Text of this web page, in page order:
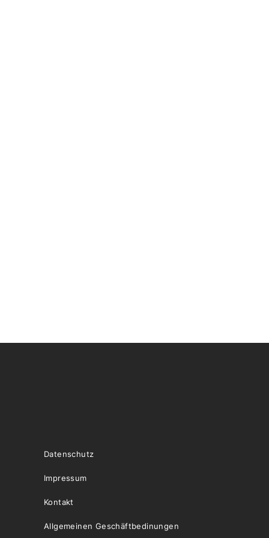
Datenschutz
Impressum
Kontakt
Allgemeinen Geschäftbedinungen